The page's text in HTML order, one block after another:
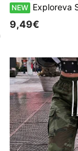
NEW Exploreva Shorts casuales
9,49€